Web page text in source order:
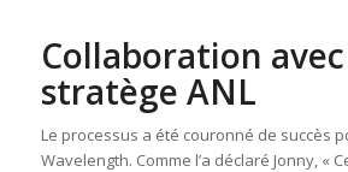
Collaboration
stratège ANL
Le processus a été couronné de succès
Wavelength. Comme l’a déclaré Jonny, «